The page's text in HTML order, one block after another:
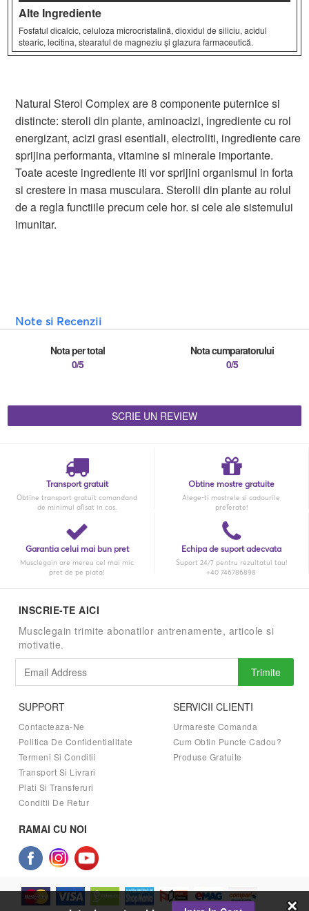
Alte Ingrediente
Fosfatul dicalcic, celuloza microcristalină, dioxidul de siliciu, acidul
stearic, lecitina, stearatul de magneziu și glazura farmaceutică.
Natural Sterol Complex are 8 componente puternice si
distincte: steroli din plante, aminoacizi, ingrediente cu rol
energizant, acizi grasi esentiali, electroliti, ingrediente care
sprijina performanta, vitamine si minerale importante.
Toate aceste ingrediente iti vor sprijini organismul in forta
si crestere in masa musculara. Sterolii din plante au rolul
de a regla functiile precum cele hor. si cele ale sistemului
imunitar.
Note si Recenzii
Nota per total
0/5
Nota cumparatorului
0/5
SCRIE UN REVIEW
Transport gratuit
Obtine transport gratuit comandand
de minimul afisat in cos.
Obtine mostre gratuite
Alege-ti mostrele si cadourile
preferate!
Garantia celui mai bun pret
Musclegain are mereu cel mai mic
pret de pe piata!
Echipa de suport adecvata
Suport 24/7 pentru rezultatul tau!
+40 746786898
INSCRIE-TE AICI
Musclegain trimite abonatilor antrenamente, articole si
motivatie.
Trimite
SUPPORT
Contacteaza-Ne
Politica De Confidentialitate
Termeni Si Conditii
Transport Si Livrari
Plati Si Transferuri
Conditii De Retur
SERVICII CLIENTI
Urmareste Comanda
Cum Obtin Puncte Cadou?
Produse Gratuite
RAMAI CU NOI